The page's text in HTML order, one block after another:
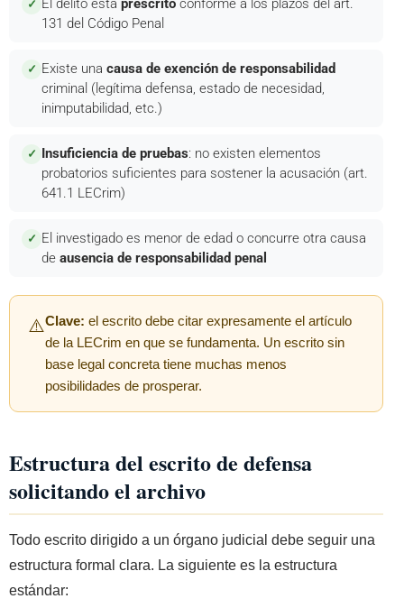
✓ El delito está prescrito conforme a los plazos del art.
131 del Código Penal
✓ Existe una causa de exención de responsabilidad
criminal (legítima defensa, estado de necesidad,
inimputabilidad, etc.)
✓ Insuficiencia de pruebas: no existen elementos
probatorios suficientes para sostener la acusación (art.
641.1 LECrim)
✓ El investigado es menor de edad o concurre otra causa
de ausencia de responsabilidad penal
⚠️Clave: el escrito debe citar expresamente el artículo
de la LECrim en que se fundamenta. Un escrito sin
base legal concreta tiene muchas menos
posibilidades de prosperar.
Estructura del escrito de defensa
solicitando el archivo
Todo escrito dirigido a un órgano judicial debe seguir una
estructura formal clara. La siguiente es la estructura
estándar: